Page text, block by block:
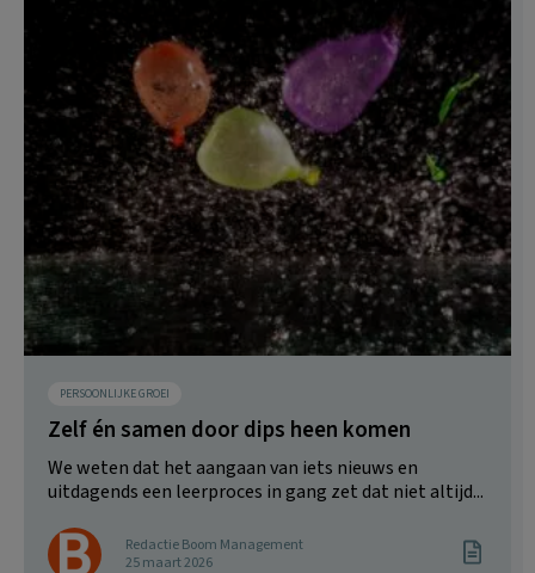
PERSOONLIJKE GROEI
Zelf én samen door dips heen komen
We weten dat het aangaan van iets nieuws en
uitdagends een leerproces in gang zet dat niet altijd...
Redactie Boom Management
25 maart 2026